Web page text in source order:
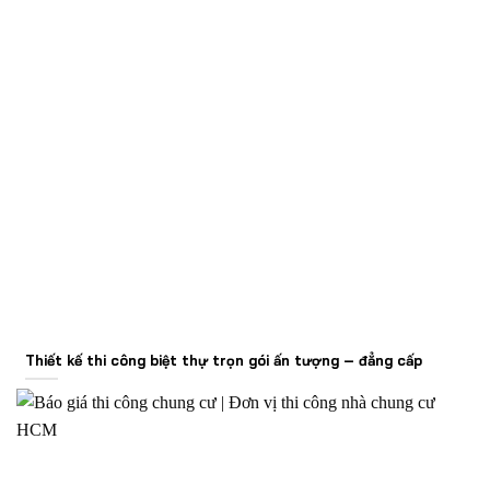
Thiết kế thi công biệt thự trọn gói ấn tượng – đẳng cấp